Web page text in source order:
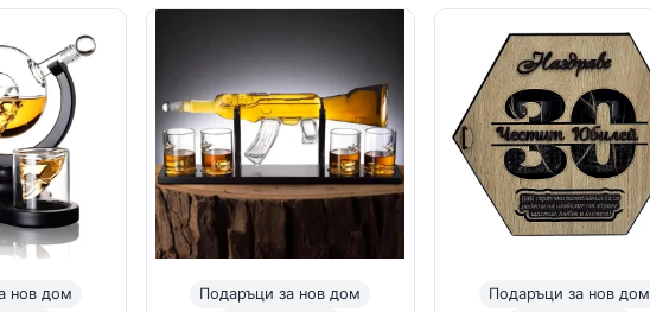
нов дом
Подаръци за нов дом
Подаръци за нов дом